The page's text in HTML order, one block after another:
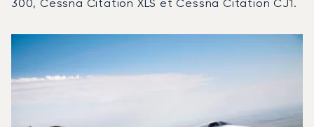
300, Cessna Citation XLS et Cessna Citation CJ1.
Photo de l'aéronefModèle d'aéronef
Mouvements en
Sièges
Vitesse (km/h)
Autonomie (km)
Autonomie (NM)